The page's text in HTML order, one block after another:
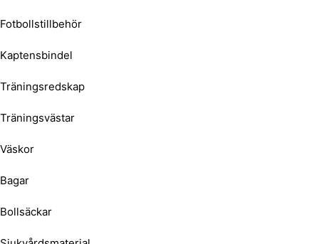
Fotbollstillbehör
Kaptensbindel
Träningsredskap
Träningsvästar
Väskor
Bagar
Bollsäckar